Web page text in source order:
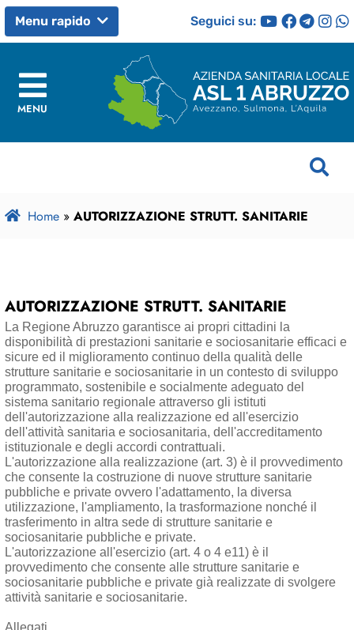
Menu rapido Seguici su:
MENU
Home » AUTORIZZAZIONE STRUTT. SANITARIE
AUTORIZZAZIONE STRUTT. SANITARIE
La Regione Abruzzo garantisce ai propri cittadini la
disponibilità di prestazioni sanitarie e sociosanitarie efficaci e
sicure ed il miglioramento continuo della qualità delle
strutture sanitarie e sociosanitarie in un contesto di sviluppo
programmato, sostenibile e socialmente adeguato del
sistema sanitario regionale attraverso gli istituti
dell'autorizzazione alla realizzazione ed all'esercizio
dell'attività sanitaria e sociosanitaria, dell'accreditamento
istituzionale e degli accordi contrattuali.
L'autorizzazione alla realizzazione (art. 3) è il provvedimento
che consente la costruzione di nuove strutture sanitarie
pubbliche e private ovvero l'adattamento, la diversa
utilizzazione, l'ampliamento, la trasformazione nonché il
trasferimento in altra sede di strutture sanitarie e
sociosanitarie pubbliche e private.
L'autorizzazione all'esercizio (art. 4 o 4 e11) è il
provvedimento che consente alle strutture sanitarie e
sociosanitarie pubbliche e private già realizzate di svolgere
attività sanitarie e sociosanitarie.
Allegati